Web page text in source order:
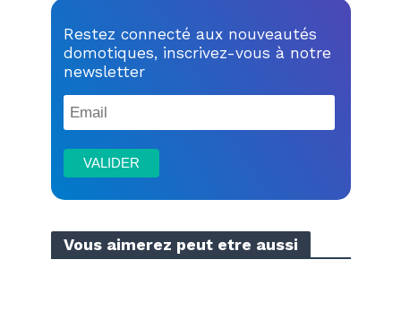
Restez connecté aux nouveautés
domotiques, inscrivez-vous à notre
newsletter
Vous aimerez peut etre aussi